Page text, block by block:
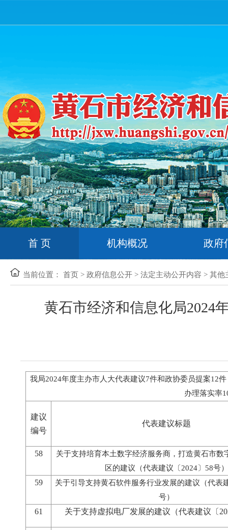
首 页 机构概况 政府
当前位置： 首页 > 政府信息公开 > 法定主动公开内容 > 其他
黄石市经济和信息化局2024
我局2024年度主办市人大代表建议7件和政协委员提案12
办理落实率
建议
编号
代表建议标题
58
关于支持培育本土数字经济服务商，打造黄石市数
区的建议（代表建议〔2024〕58号）
59
关于引导支持黄石软件服务行业发展的建议（代表
号）
61 关于支持虚拟电厂发展的建议（代表建议〔